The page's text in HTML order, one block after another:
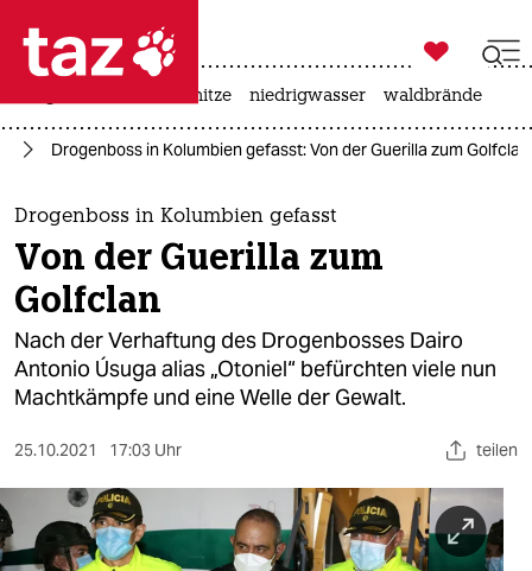
 taz zahl ich
taz zahl ich
themen
politik
öko
gesellschaft
sport
berlin

taz zahl ich
hitze niedrigwasser waldbrände
Drogenboss in Kolumbien gefasst: Von der Guerilla zum Golfclan
Drogenboss in Kolumbien gefasst
Von der Guerilla zum
Golfclan
Nach der Verhaftung des Drogenbosses Dairo
Antonio Úsuga alias „Otoniel“ befürchten viele nun
Machtkämpfe und eine Welle der Gewalt.
25.10.2021 17:03 Uhr teilen